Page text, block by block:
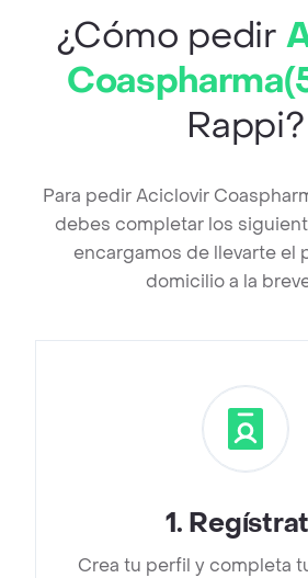
¿Cómo pedir
Rappi?
Para pedir Aciclovir
debes completar los
encargamos de llevarte el
domicilio a la
1.
Crea tu perfil y completa